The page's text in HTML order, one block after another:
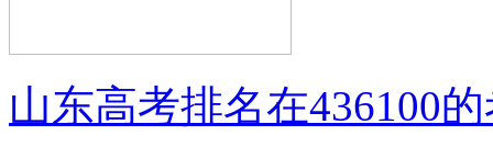
山东高考排名在436100